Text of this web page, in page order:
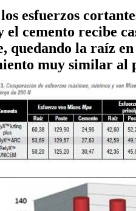
esfuerzos
el cemento recibe
quedando la raíz
muy similar al